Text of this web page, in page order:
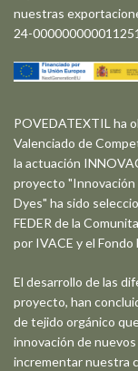
nuestras
24-
POVEDATEXTIL ha
Valenciado de
la actuación
proyecto
Dyes" ha sido
FEDER de la
por IVACE y el Fondo
El desarrollo de las
proyecto, han
de tejido orgánico
innovación de
incrementar nuestra